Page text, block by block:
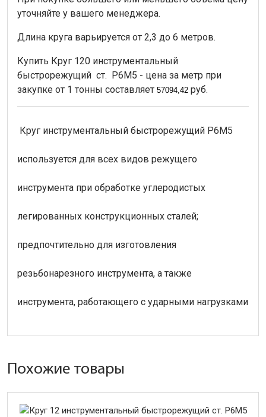
уточняйте у вашего менеджера.
Длина круга варьируется от 2,3 до 6 метров.
Купить Круг 120 инструментальный
быстрорежущий ст. Р6М5 - цена за метр при
закупке от 1 тонны составляет 57094,42 руб.
Круг инструментальный быстрорежущий Р6М5
используется для всех видов режущего
инструмента при обработке углеродистых
легированных конструкционных сталей;
предпочтительно для изготовления
резьбонарезного инструмента, а также
инструмента, работающего с ударными нагрузками
Похожие товары